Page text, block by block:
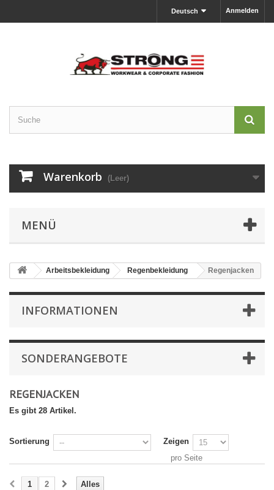
Anmelden
Deutsch
Warenkorb (Leer)
MENÜ
Arbeitsbekleidung Regenbekleidung Regenjacken
INFORMATIONEN
SONDERANGEBOTE
REGENJACKEN
Es gibt 28 Artikel.
Sortierung
Zeigen
pro Seite
Alles
1 2